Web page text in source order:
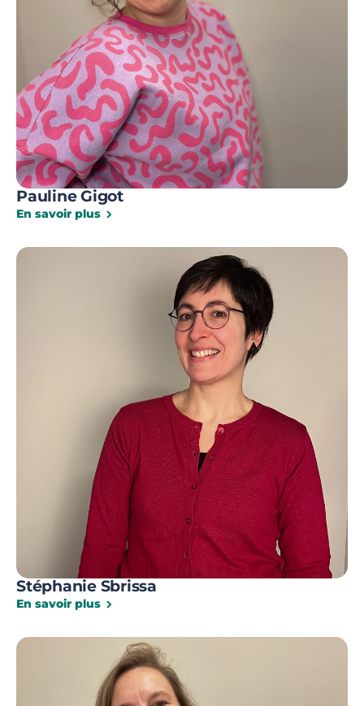
Pauline Gigot
En savoir plus
Stéphanie Sbrissa
En savoir plus